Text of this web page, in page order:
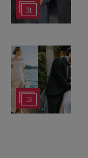
31
13